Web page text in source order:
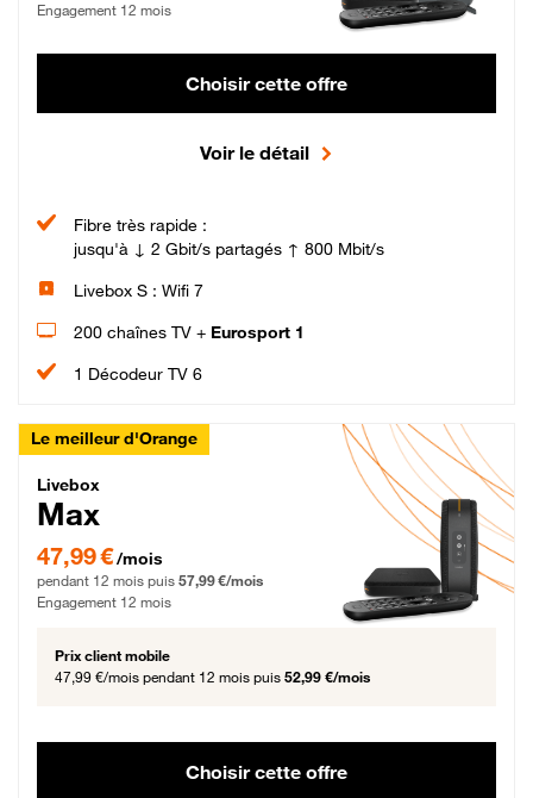
Engagement 12 mois
Choisir cette offre
Voir le détail
Fibre très rapide :
jusqu'à ↓ 2 Gbit/s partagés ↑ 800 Mbit/s
Livebox S : Wifi 7
200 chaînes TV + Eurosport 1
1 Décodeur TV 6
Le meilleur d'Orange
Livebox Max Fibre
Livebox
Max
47,99 € par mois pendant 12 mois puis 57,99 € par mois, Engagement 12 mois
47,99 €/mois
pendant 12 mois puis 57,99 €/mois
Engagement 12 mois
Prix client mobile
47,99 €/mois pendant 12 mois puis 52,99 €/mois
Choisir cette offre